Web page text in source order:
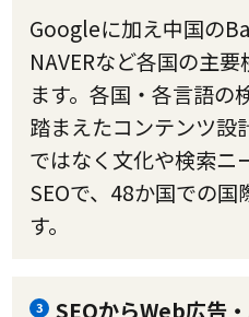
Googleに加え中国の
NAVERなど各国の主
ます。各国・各言語の
踏まえたコンテンツ設
ではなく文化や検索ニ
SEOで、48か国での国
す。
3